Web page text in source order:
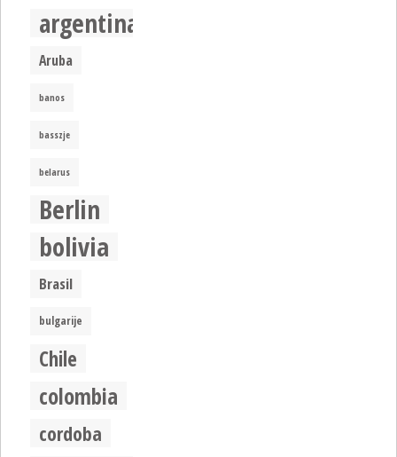
argentina
Aruba
banos
basszje
belarus
Berlin
bolivia
Brasil
bulgarije
Chile
colombia
cordoba